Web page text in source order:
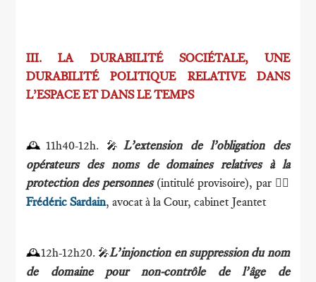
III. LA DURABILITÉ SOCIÉTALE, UNE
DURABILITÉ POLITIQUE RELATIVE DANS
L’ESPACE ET DANS LE TEMPS
🕰 11h40-12h. 🎤 L’extension de l’obligation des
opérateurs des noms de domaines relatives à la
protection des personnes(intitulé provisoire), par 🕴🏻
Frédéric Sardain, avocat à la Cour, cabinet Jeantet
🕰12h-12h20. 🎤L’injonction en suppression du nom
de domaine pour non-contrôle de l’âge de